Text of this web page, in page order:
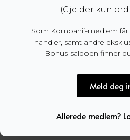
Dette produktet er for
Tilleggsinformasjon
(Gjelder kun
Som Kompanii-medlem får
handler, samt andre
Bonus-saldoen finner
Meld deg
Allerede medlem?